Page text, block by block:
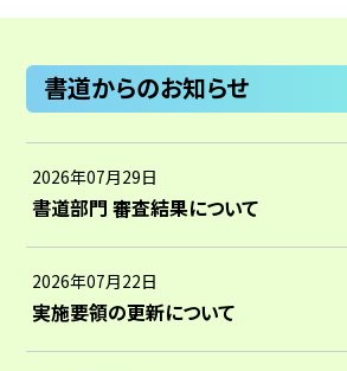
書道からのお知らせ
2026年07月29日
書道部門 審査結果について
2026年07月22日
実施要領の更新について